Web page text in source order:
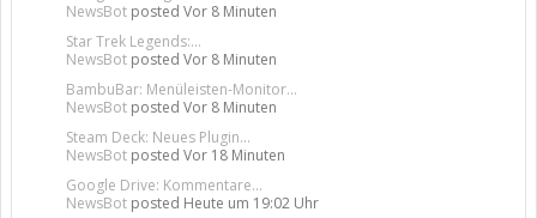
NewsBot posted Vor 8 Minuten
Star Trek Legends:...
NewsBot posted Vor 8 Minuten
BambuBar: Menüleisten-Monitor...
NewsBot posted Vor 8 Minuten
Steam Deck: Neues Plugin...
NewsBot posted Vor 18 Minuten
Google Drive: Kommentare...
NewsBot posted Heute um 19:02 Uhr